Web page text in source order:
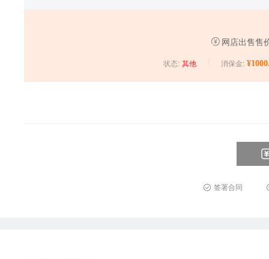
网店出售售
状态: 其他 消保金:
签署合同